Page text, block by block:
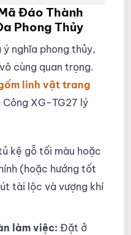
Đáo Thành
Phong Thủy
nghĩa phong thủy,
cùng quan trọng.
linh vật trang
Công XG-TG27 lý
kệ gỗ tối màu hoặc
(hoặc hướng tốt
tài lộc và vượng khí
làm việc: Đặt ở